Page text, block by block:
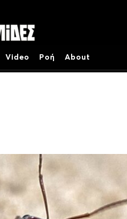
Video Ροή About